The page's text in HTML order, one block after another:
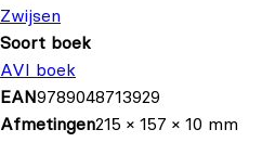
Zwijsen
Soort boek
AVI boek
EAN9789048713929
Afmetingen215 × 157 × 10 mm